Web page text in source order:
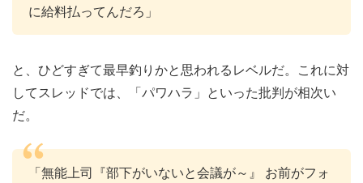
に給料払ってんだろ」
と、ひどすぎて最早釣りかと思われるレベルだ。これに対
してスレッドでは、「パワハラ」といった批判が相次い
だ。
「無能上司『部下がいないと会議が～』 お前がフォ